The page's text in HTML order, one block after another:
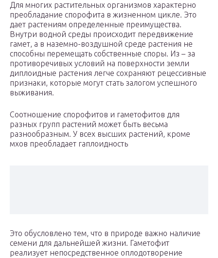
Для многих растительных организмов характерно
преобладание спорофита в жизненном цикле. Это
дает растениям определенные преимущества.
Внутри водной среды происходит передвижение
гамет, а в наземно-воздушной среде растения не
способны перемещать собственные споры. Из – за
противоречивых условий на поверхности земли
диплоидные растения легче сохраняют рецессивные
признаки, которые могут стать залогом успешного
выживания.
Соотношение спорофитов и гаметофитов для
разных групп растений может быть весьма
разнообразным. У всех высших растений, кроме
мхов преобладает гаплоидность
Это обусловлено тем, что в природе важно наличие
семени для дальнейшей жизни. Гаметофит
реализует непосредственное оплодотворение